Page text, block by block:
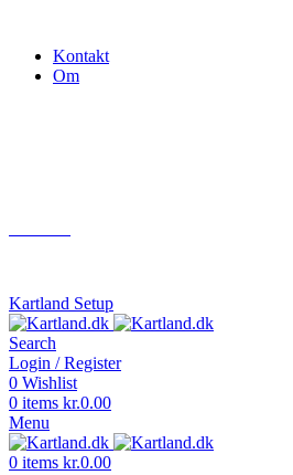
Kontakt
Om
Kartland Setup
Search
Login / Register
0 Wishlist
0 items kr.0.00
Menu
0 items kr.0.00